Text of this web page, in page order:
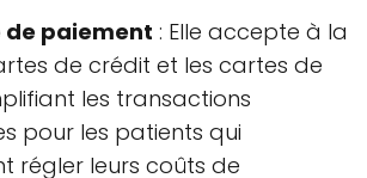
de paiement : Elle accepte à la
de crédit et les cartes de
les transactions
pour les patients qui
régler leurs coûts de